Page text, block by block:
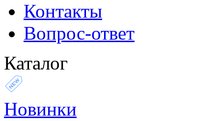
Контакты
Вопрос-ответ
Каталог
Новинки